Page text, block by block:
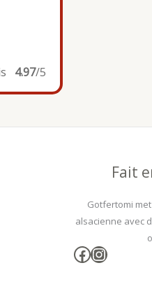
4.97/5
Fait
Gotfertomi
alsacienne avec
Facebook